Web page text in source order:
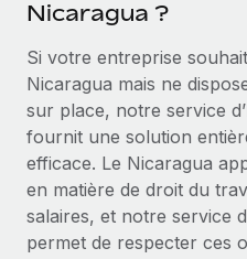
Comment Phiture gère
Phiture, un leader notable
croissance mobile
En savoir plus
Nicaragua ?
Si votre entreprise
Nicaragua mais ne
sur place, notre service
fournit une solution
efficace. Le Nicaragua
en matière de droit du
salaires, et notre service
permet de respecter ces